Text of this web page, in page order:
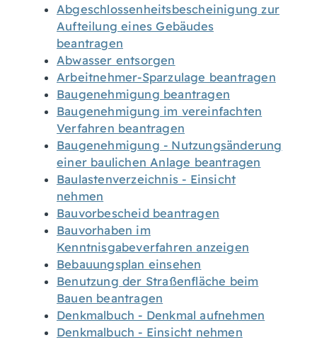
Abgeschlossenheitsbescheinigung zur
Aufteilung eines Gebäudes
beantragen
Abwasser entsorgen
Arbeitnehmer-Sparzulage beantragen
Baugenehmigung beantragen
Baugenehmigung im vereinfachten
Verfahren beantragen
Baugenehmigung - Nutzungsänderung
einer baulichen Anlage beantragen
Baulastenverzeichnis - Einsicht
nehmen
Bauvorbescheid beantragen
Bauvorhaben im
Kenntnisgabeverfahren anzeigen
Bebauungsplan einsehen
Benutzung der Straßenfläche beim
Bauen beantragen
Denkmalbuch - Denkmal aufnehmen
Denkmalbuch - Einsicht nehmen